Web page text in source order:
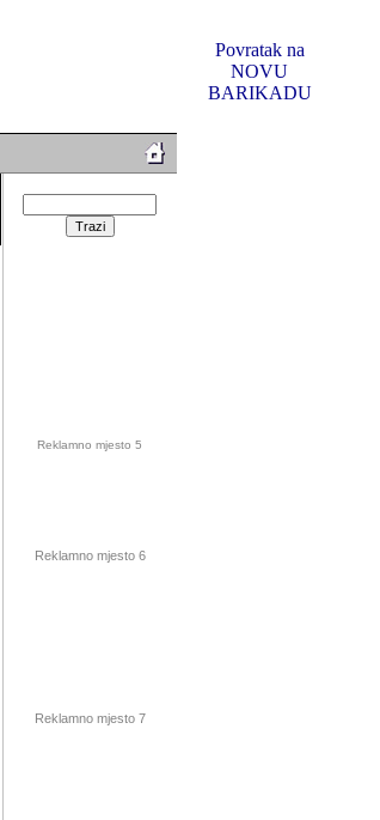
Povratak na
NOVU
BARIKADU